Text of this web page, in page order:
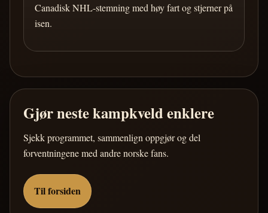
Canadisk NHL-stemning med høy fart og stjerner på
isen.
Gjør neste kampkveld enklere
Sjekk programmet, sammenlign oppgjør og del
forventningene med andre norske fans.
Til forsiden